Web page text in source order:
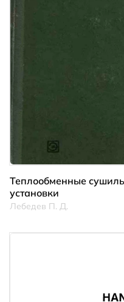
Теплообменные
установки
Лебедев П. Д.